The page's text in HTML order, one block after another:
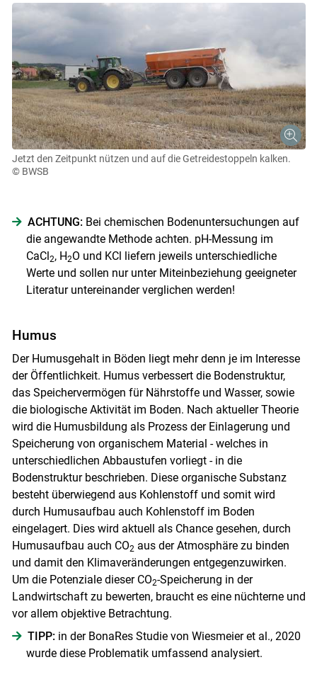
Skip to main content
Jetzt den Zeitpunkt nützen und auf die Getreidestoppeln kalken.
© BWSB
ACHTUNG:Bei chemischen Bodenuntersuchungen auf
die angewandte Methode achten. pH-Messung im
CaCl2, H2O und KCl liefern jeweils unterschiedliche
Werte und sollen nur unter Miteinbeziehung geeigneter
Literatur untereinander verglichen werden!
Humus
Der Humusgehalt in Böden liegt mehr denn je im Interesse
der Öffentlichkeit. Humus verbessert die Bodenstruktur,
das Speichervermögen für Nährstoffe und Wasser, sowie
die biologische Aktivität im Boden. Nach aktueller Theorie
wird die Humusbildung als Prozess der Einlagerung und
Speicherung von organischem Material - welches in
unterschiedlichen Abbaustufen vorliegt - in die
Bodenstruktur beschrieben. Diese organische Substanz
besteht überwiegend aus Kohlenstoff und somit wird
durch Humusaufbau auch Kohlenstoff im Boden
eingelagert. Dies wird aktuell als Chance gesehen, durch
Humusaufbau auch CO2 aus der Atmosphäre zu binden
und damit den Klimaveränderungen entgegenzuwirken.
Um die Potenziale dieser CO2-Speicherung in der
Landwirtschaft zu bewerten, braucht es eine nüchterne und
vor allem objektive Betrachtung.
TIPP:in der BonaRes Studie von Wiesmeier et al., 2020
wurde diese Problematik umfassend analysiert.